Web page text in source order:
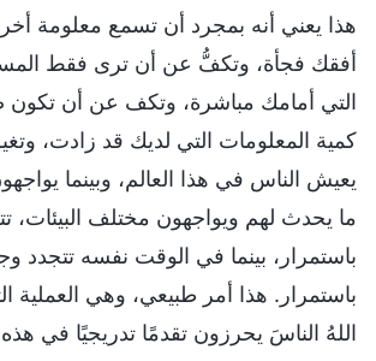
هذا يعني أنه بمجرد أن تسمع معلومة
أفقك فجأة، وتكفُّ عن أن ترى فقط
التي أمامك مباشرة، وتكف عن أن تكون
كمية المعلومات التي لديك قد زادت،
يعيش الناس في هذا العالم، وبينما
ما يحدث لهم ويواجهون مختلف البيئات،
باستمرار، بينما في الوقت نفسه تتجدد
باستمرار. هذا أمر طبيعي، وهي العملية
اللهُ الناسَ يحرزون تقدمًا تدريجيًا في هذه